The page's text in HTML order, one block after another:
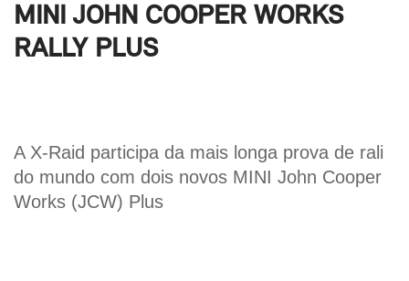
MINI JOHN COOPER WORKS
RALLY PLUS
A X-Raid participa da mais longa prova de rali
do mundo com dois novos MINI John Cooper
Works (JCW) Plus